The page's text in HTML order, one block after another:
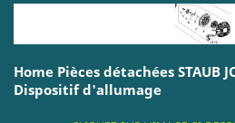
Home Pièces détachées STAUB
Dispositif d'allumage